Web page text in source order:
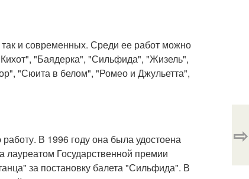
и современных. Среди ее работ можно
"Баядерка", "Сильфида", "Жизель",
"Сюита в белом", "Ромео и Джульетта",
В 1996 году она была удостоена
лауреатом Государственной премии
за постановку балета "Сильфида". В
⇨